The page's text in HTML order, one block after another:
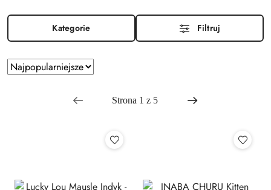
Kategorie Filtruj
Zastosowano
sortowanie:
Najpopularniejsze.
Sortuj
według